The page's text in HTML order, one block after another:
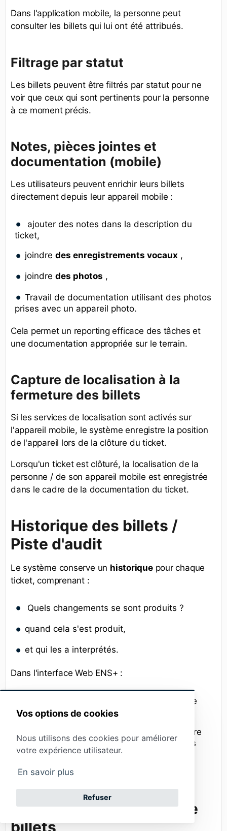
Vos options de cookies
Nous utilisons des cookies pour améliorer
votre expérience utilisateur.
En savoir plus
Refuser
Dans l'application mobile, la personne peut
consulter les billets qui lui ont été attribués.
Filtrage par statut
Les billets peuvent être filtrés par statut pour ne
voir que ceux qui sont pertinents pour la personne
à ce moment précis.
Notes, pièces jointes et
documentation (mobile)
Les utilisateurs peuvent enrichir leurs billets
directement depuis leur appareil mobile :
ajouter des notes dans la description du
ticket,
joindredes enregistrements vocaux ,
joindredes photos ,
Travail de documentation utilisant des photos
prises avec un appareil photo.
Cela permet un reporting efficace des tâches et
une documentation appropriée sur le terrain.
Capture de localisation à la
fermeture des billets
Si les services de localisation sont activés sur
l'appareil mobile, le système enregistre la position
de l'appareil lors de la clôture du ticket.
Lorsqu'un ticket est clôturé, la localisation de la
personne / de son appareil mobile est enregistrée
dans le cadre de la documentation du ticket.
Historique des billets /
Piste d'audit
Le système conserve un historiquepour chaque
ticket, comprenant :
Quels changements se sont produits ?
quand cela s'est produit,
et qui les a interprétés.
Dans l'interface Web ENS+ :
La liste des billets comprend une colonne
Histoiredédiée,
Cliquer sur l'icône en forme d'horloge ouvre
un tableau affichant l'historique complet des
modifications.
Notifications par e-mail
pour les modifications de
billets